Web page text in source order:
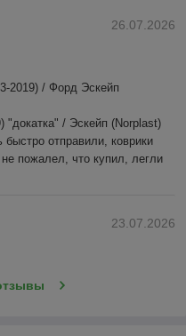
26.07.2026
2019) / Форд Эскейп
"докатка" / Эскейп (Norplast)
отправили, коврики
пожалел, что купил, легли
23.07.2026